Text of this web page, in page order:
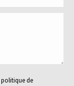
politique de